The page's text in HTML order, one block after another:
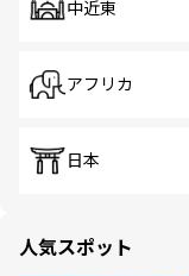
中近東
アフリカ
日本
人気スポット